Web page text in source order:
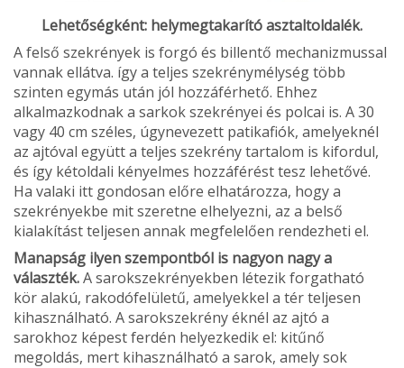
Lehetőségként: helymegtakarító asztaltoldalék.
A felső szekrények is forgó és billentő mechanizmussal
vannak ellátva. így a teljes szekrénymélység több
szinten egymás után jól hozzáférhető. Ehhez
alkalmazkodnak a sarkok szekrényei és polcai is. A 30
vagy 40 cm széles, úgynevezett patikafiók, amelyeknél
az ajtóval együtt a teljes szekrény tartalom is kifordul,
és így kétoldali kényelmes hozzáférést tesz lehetővé.
Ha valaki itt gondosan előre elhatározza, hogy a
szekrényekbe mit szeretne elhelyezni, az a belső
kialakítást teljesen annak megfelelően rendezheti el.
Manapság ilyen szempontból is nagyon nagy a
választék.A sarokszekrényekben létezik forgatható
kör alakú, rakodó­felületű, amelyekkel a tér teljesen
kihasználható. A sarokszekrény éknél az ajtó a
sarokhoz képest ferdén helyezkedik el: kitűnő
megoldás, mert kihasználható a sarok, amely sok